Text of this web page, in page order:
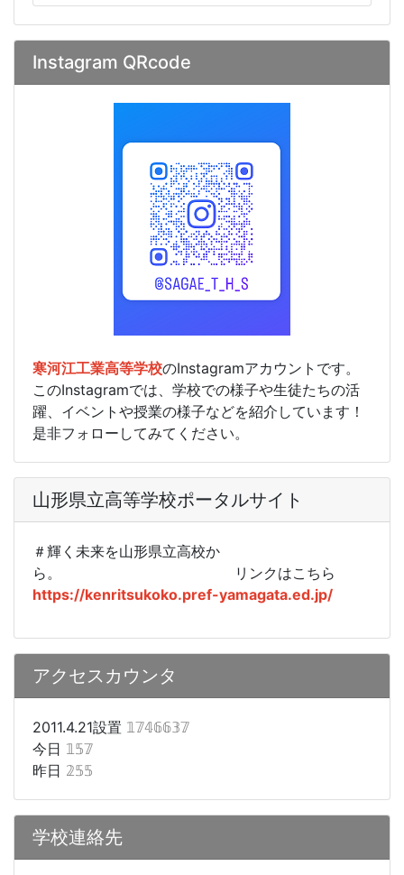
Instagram QRcode
寒河江工業高等学校のInstagramアカウントです。
このInstagramでは、学校での様子や生徒たちの活
躍、イベントや授業の様子などを紹介しています！
是非フォローしてみてください。
山形県立高等学校ポータルサイト
＃輝く未来を山形県立高校か
ら。
リンクはこちら
https://kenritsukoko.pref-yamagata.ed.jp/
アクセスカウンタ
2011.4.21設置 𝟙𝟟𝟜𝟞𝟞𝟛𝟟
今日 𝟙𝟝𝟟
昨日 𝟚𝟝𝟝
学校連絡先